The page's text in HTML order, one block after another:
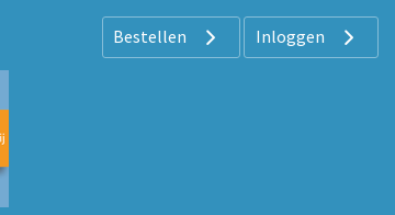
Bestellen Inloggen